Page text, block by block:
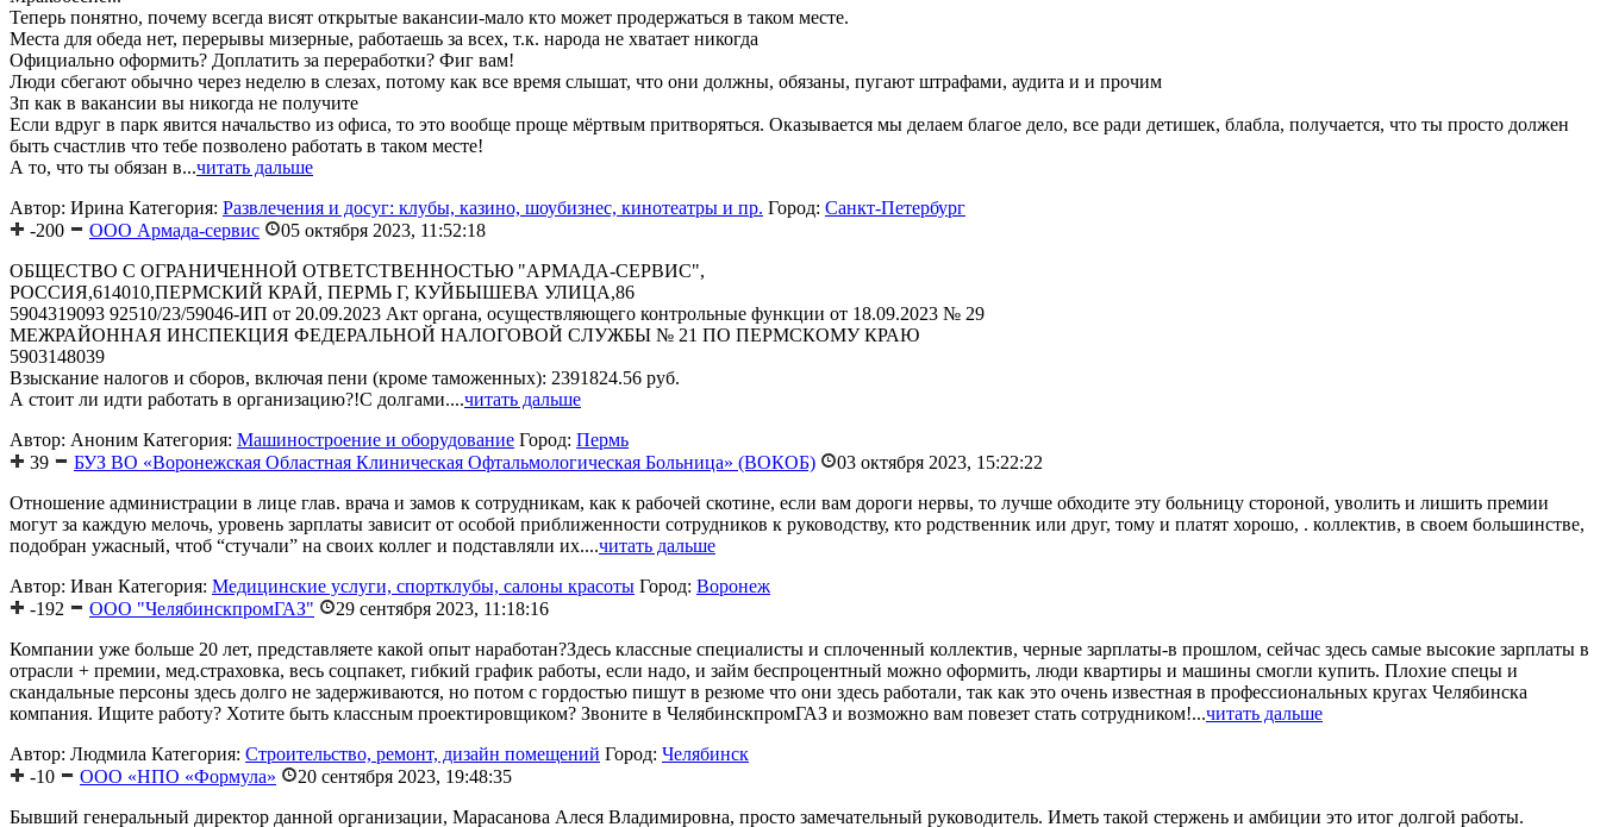
Теперь понятно, почему всегда висят открытые вакансии-мало кто может продержаться в таком месте.
Места для обеда нет, перерывы мизерные, работаешь за всех, т.к. народа не хватает никогда
Официально оформить? Доплатить за переработки? Фиг вам!
Люди сбегают обычно через неделю в слезах, потому как все время слышат, что они должны, обязаны, пугают штрафами, аудита и и прочим
Зп как в вакансии вы никогда не получите
Если вдруг в парк явится начальство из офиса, то это вообще проще мёртвым притворяться. Оказывается мы делаем благое дело, все ради детишек, блабла, получается, что ты просто должен
быть счастлив что тебе позволено работать в таком месте!
А то, что ты обязан в...читать дальше
Автор: Ирина Категория: Развлечения и досуг: клубы, казино, шоубизнес, кинотеатры и пр. Город: Санкт-Петербург
-200
ООО Армада-сервис
05 октября 2023, 11:52:18
ОБЩЕСТВО С ОГРАНИЧЕННОЙ ОТВЕТСТВЕННОСТЬЮ "АРМАДА-СЕРВИС",
РОССИЯ,614010,ПЕРМСКИЙ КРАЙ, ПЕРМЬ Г, КУЙБЫШЕВА УЛИЦА,86
5904319093 92510/23/59046-ИП от 20.09.2023 Акт органа, осуществляющего контрольные функции от 18.09.2023 № 29
МЕЖРАЙОННАЯ ИНСПЕКЦИЯ ФЕДЕРАЛЬНОЙ НАЛОГОВОЙ СЛУЖБЫ № 21 ПО ПЕРМСКОМУ КРАЮ
5903148039
Взыскание налогов и сборов, включая пени (кроме таможенных): 2391824.56 руб.
А стоит ли идти работать в организацию?!С долгами....читать дальше
Автор: Аноним Категория: Машиностроение и оборудование Город: Пермь
39
БУЗ ВО «Воронежская Областная Клиническая Офтальмологическая Больница» (ВОКОБ)
03 октября 2023, 15:22:22
Отношение администрации в лице глав. врача и замов к сотрудникам, как к рабочей скотине, если вам дороги нервы, то лучше обходите эту больницу стороной, уволить и лишить премии
могут за каждую мелочь, уровень зарплаты зависит от особой приближенности сотрудников к руководству, кто родственник или друг, тому и платят хорошо, . коллектив, в своем большинстве,
подобран ужасный, чтоб “стучали” на своих коллег и подставляли их....читать дальше
Автор: Иван Категория: Медицинские услуги, спортклубы, салоны красоты Город: Воронеж
-192
ООО "ЧелябинскпромГАЗ"
29 сентября 2023, 11:18:16
Компании уже больше 20 лет, представляете какой опыт наработан?Здесь классные специалисты и сплоченный коллектив, черные зарплаты-в прошлом, сейчас здесь самые высокие зарплаты в
отрасли + премии, мед.страховка, весь соцпакет, гибкий график работы, если надо, и займ беспроцентный можно оформить, люди квартиры и машины смогли купить. Плохие спецы и
скандальные персоны здесь долго не задерживаются, но потом с гордостью пишут в резюме что они здесь работали, так как это очень известная в профессиональных кругах Челябинска
компания. Ищите работу? Хотите быть классным проектировщиком? Звоните в ЧелябинскпромГАЗ и возможно вам повезет стать сотрудником!...читать дальше
Автор: Людмила Категория: Строительство, ремонт, дизайн помещений Город: Челябинск
-10
ООО «НПО «Формула»
20 сентября 2023, 19:48:35
Бывший генеральный директор данной организации, Марасанова Алеся Владимировна, просто замечательный руководитель. Иметь такой стержень и амбиции это итог долгой работы.